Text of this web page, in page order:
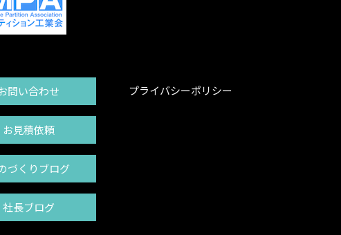
問い合わせ
お見積依頼
づくりブログ
社長ブログ
プライバシーポリシー